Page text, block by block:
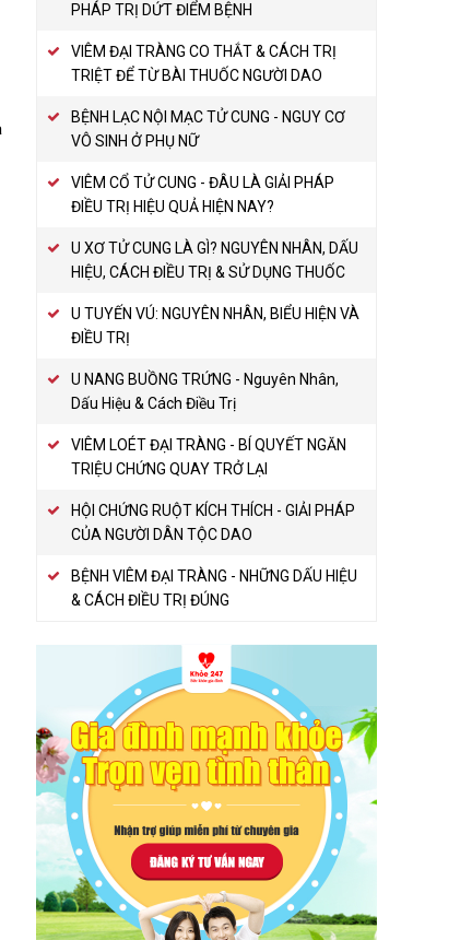
PHÁP TRỊ DỨT ĐIỂM BỆNH
VIÊM ĐẠI TRÀNG CO THẮT & CÁCH TRỊ
TRIỆT ĐỂ TỪ BÀI THUỐC NGƯỜI DAO
BỆNH LẠC NỘI MẠC TỬ CUNG - NGUY CƠ
VÔ SINH Ở PHỤ NỮ
VIÊM CỔ TỬ CUNG - ĐÂU LÀ GIẢI PHÁP
ĐIỀU TRỊ HIỆU QUẢ HIỆN NAY?
U XƠ TỬ CUNG LÀ GÌ? NGUYÊN NHÂN, DẤU
HIỆU, CÁCH ĐIỀU TRỊ & SỬ DỤNG THUỐC
U TUYẾN VÚ: NGUYÊN NHÂN, BIỂU HIỆN VÀ
ĐIỀU TRỊ
U NANG BUỒNG TRỨNG - Nguyên Nhân,
Dấu Hiệu & Cách Điều Trị
VIÊM LOÉT ĐẠI TRÀNG - BÍ QUYẾT NGĂN
TRIỆU CHỨNG QUAY TRỞ LẠI
HỘI CHỨNG RUỘT KÍCH THÍCH - GIẢI PHÁP
CỦA NGƯỜI DÂN TỘC DAO
BỆNH VIÊM ĐẠI TRÀNG - NHỮNG DẤU HIỆU
& CÁCH ĐIỀU TRỊ ĐÚNG